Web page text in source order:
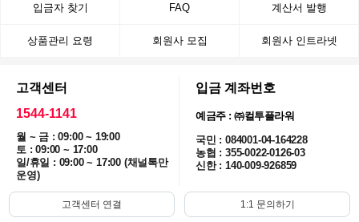
입금자 찾기 FAQ 계산서 발행
상품관리 요령 회원사 모집 회원사 인트라넷
고객센터
1544-1141
월 ~ 금 : 09:00 ~ 19:00
토 : 09:00 ~ 17:00
일/휴일 : 09:00 ~ 17:00 (채널톡만
운영)
입금 계좌번호
예금주 : ㈜컬투플라워
국민 : 084001-04-164228
농협 : 355-0022-0126-03
신한 : 140-009-926859
고객센터 연결 1:1 문의하기